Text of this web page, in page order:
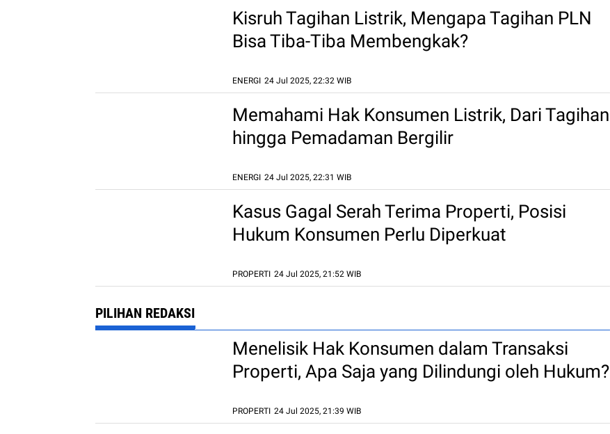
Kisruh Tagihan Listrik, Mengapa Tagihan PLN
Bisa Tiba-Tiba Membengkak?
ENERGI 24 Jul 2025, 22:32 WIB
Memahami Hak Konsumen Listrik, Dari Tagihan
hingga Pemadaman Bergilir
ENERGI 24 Jul 2025, 22:31 WIB
Kasus Gagal Serah Terima Properti, Posisi
Hukum Konsumen Perlu Diperkuat
PROPERTI 24 Jul 2025, 21:52 WIB
PILIHAN REDAKSI
Menelisik Hak Konsumen dalam Transaksi
Properti, Apa Saja yang Dilindungi oleh Hukum?
PROPERTI 24 Jul 2025, 21:39 WIB